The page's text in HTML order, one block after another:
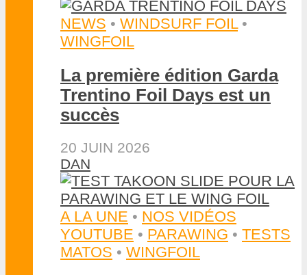
NEWS • WINDSURF FOIL •
WINGFOIL
La première édition Garda
Trentino Foil Days est un
succès
20 JUIN 2026
DAN
A LA UNE • NOS VIDÉOS
YOUTUBE • PARAWING • TESTS
MATOS • WINGFOIL